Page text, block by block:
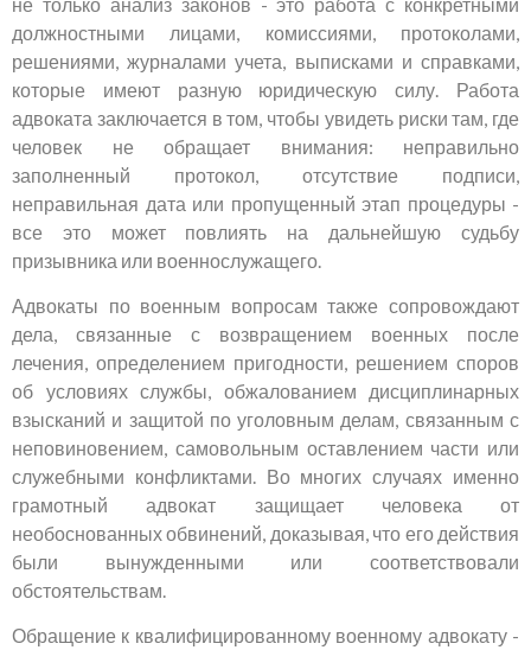
должностными лицами, комиссиями, протоколами,
решениями, журналами учета, выписками и справками,
которые имеют разную юридическую силу. Работа
адвоката заключается в том, чтобы увидеть риски там, где
человек не обращает внимания: неправильно
заполненный протокол, отсутствие подписи,
неправильная дата или пропущенный этап процедуры -
все это может повлиять на дальнейшую судьбу
призывника или военнослужащего.
Адвокаты по военным вопросам также сопровождают
дела, связанные с возвращением военных после
лечения, определением пригодности, решением споров
об условиях службы, обжалованием дисциплинарных
взысканий и защитой по уголовным делам, связанным с
неповиновением, самовольным оставлением части или
служебными конфликтами. Во многих случаях именно
грамотный адвокат защищает человека от
необоснованных обвинений, доказывая, что его действия
были вынужденными или соответствовали
обстоятельствам.
Обращение к квалифицированному военному адвокату -